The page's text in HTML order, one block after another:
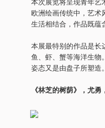
欧洲绘画传统中，艺术
生活相结合，作品既蕴
本展最特别的作品是长
鱼、虾、蟹等海洋生物
姿态又是由盘子所塑造
《林芝的树荫》，尤